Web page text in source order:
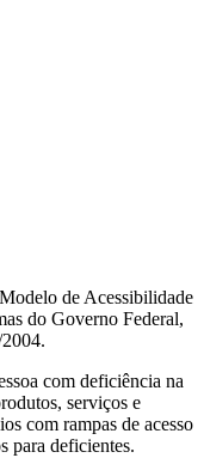
de Acessibilidade
do Governo Federal,
com deficiência na
serviços e
com rampas de acesso
para deficientes.